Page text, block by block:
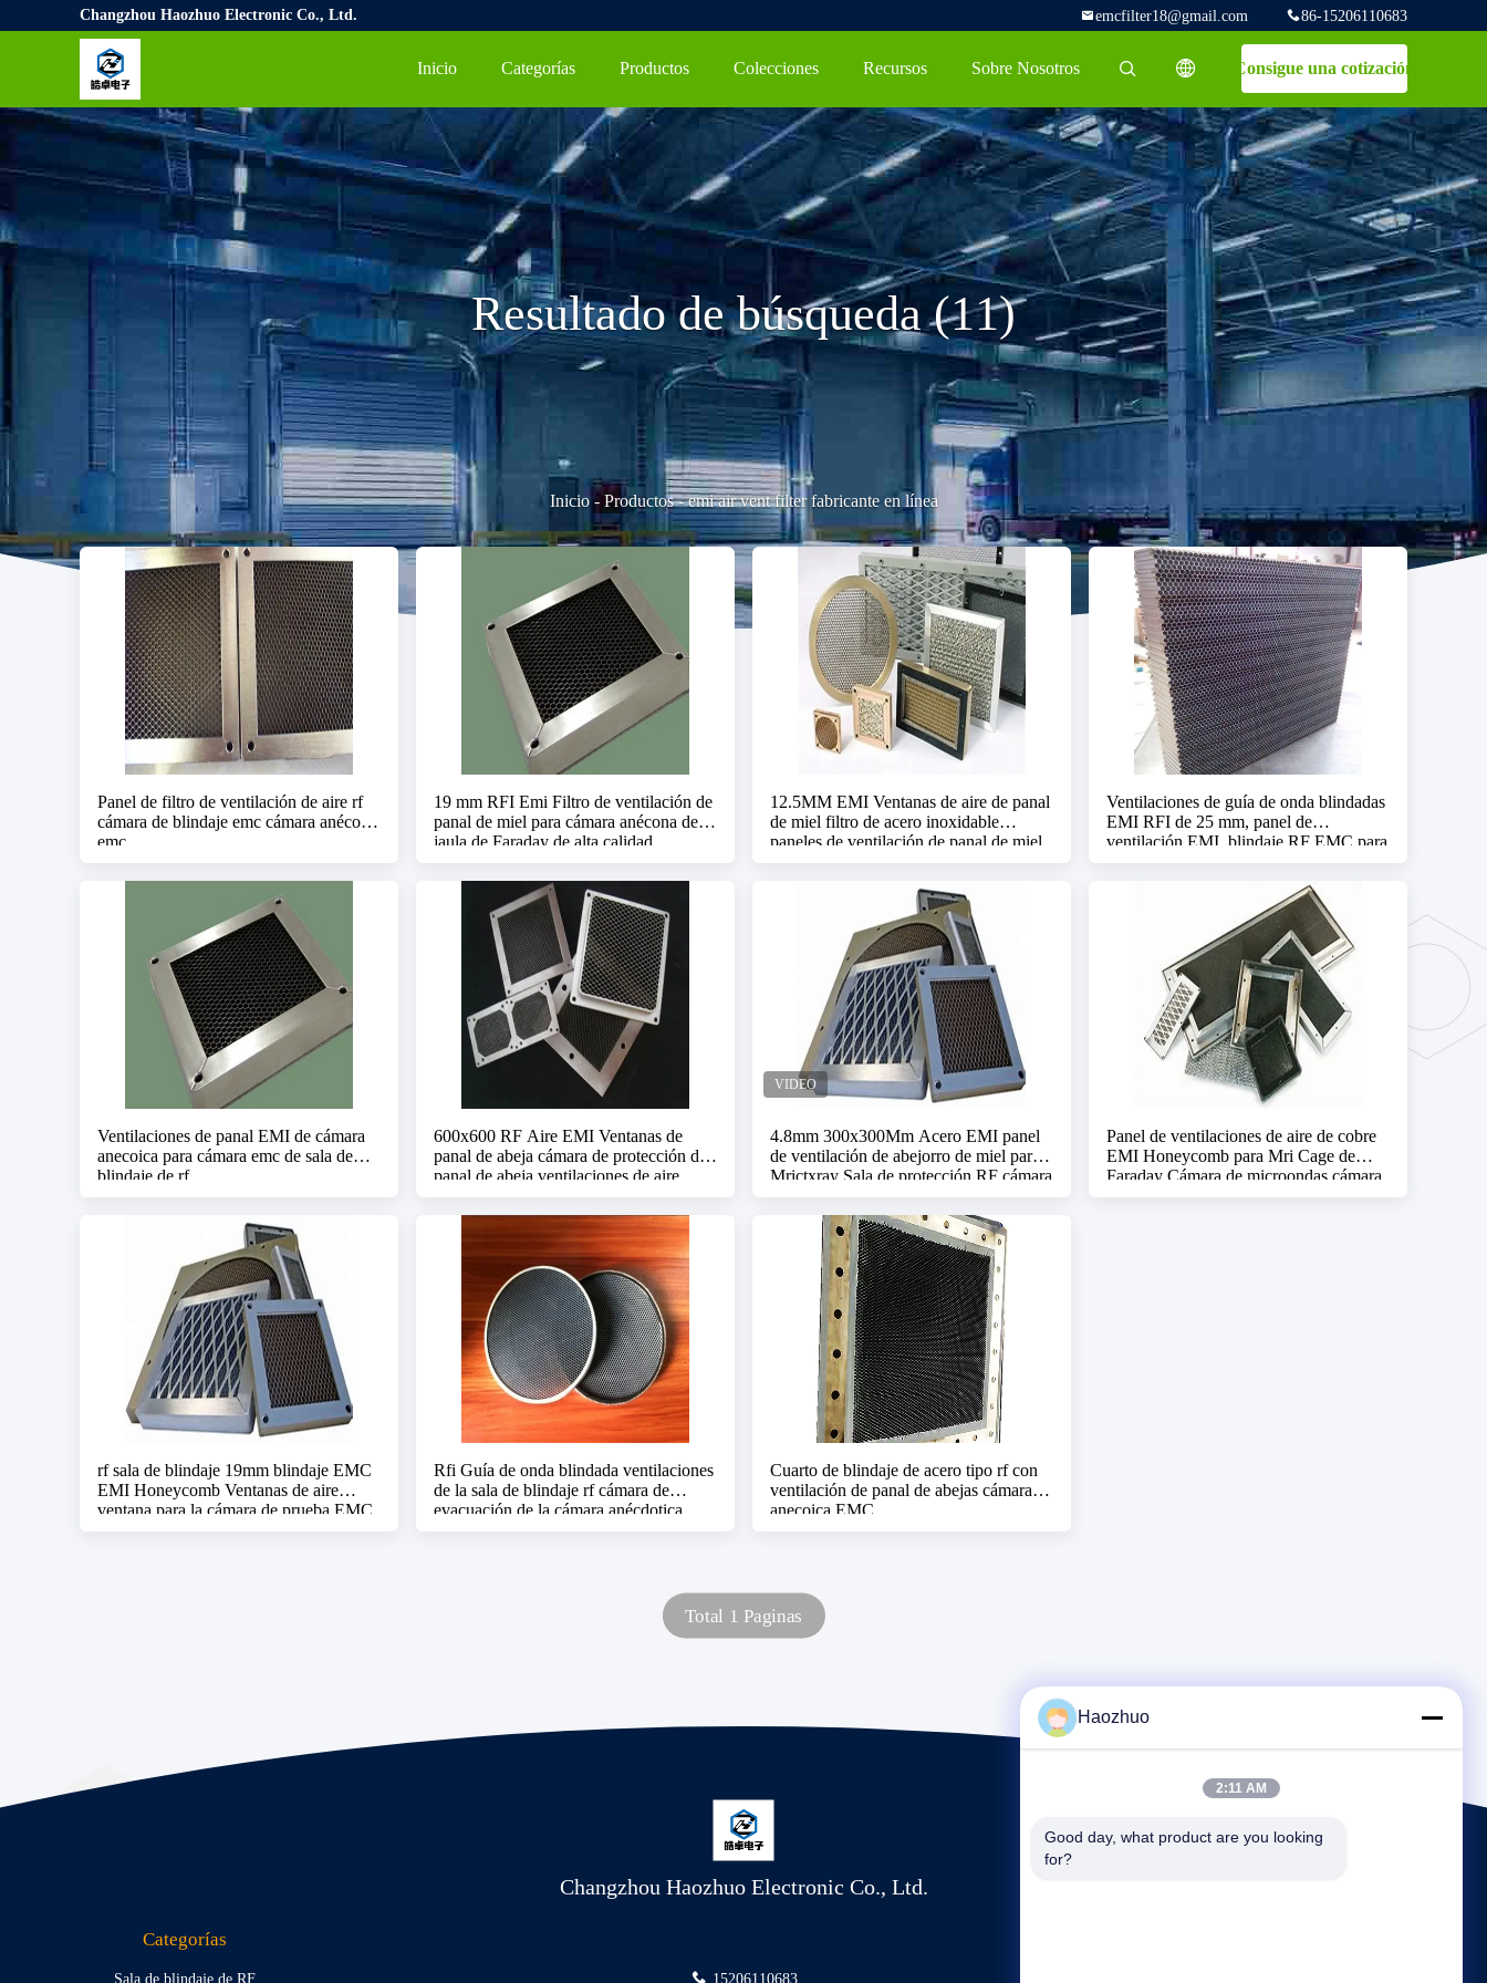
Changzhou Haozhuo Electronic Co., Ltd. 86-15206110683
emcfilter18@gmail.com
Consigue una cotización
描述
Inicio Categorías Productos Colecciones Recursos Sobre Nosotros
Resultado de búsqueda (11)
Inicio- Productos-emi air vent filter fabricante en línea
Panel de filtro de ventilación de aire rf
cámara de blindaje emc cámara anécona
emc
19 mm RFI Emi Filtro de ventilación de
panal de miel para cámara anécona de la
jaula de Faraday de alta calidad
12.5MM EMI Ventanas de aire de panal
de miel filtro de acero inoxidable
paneles de ventilación de panal de miel
sala de blindaje rf cámara anécona emc
Ventilaciones de guía de onda blindadas
EMI RFI de 25 mm, panel de
ventilación EMI, blindaje RF EMC para
salas de resonancia magnética, sala de
blindaje RF, cámara anecoica EMC
Ventilaciones de panal EMI de cámara
anecoica para cámara emc de sala de
blindaje de rf
600x600 RF Aire EMI Ventanas de
panal de abeja cámara de protección de
panal de abeja ventilaciones de aire
4.8mm 300x300Mm Acero EMI panel
de ventilación de abejorro de miel para
Mrictxray Sala de protección RF cámara
de EMC cámara anecoica
Panel de ventilaciones de aire de cobre
EMI Honeycomb para Mri Cage de
Faraday Cámara de microondas cámara
anécona emc
rf sala de blindaje 19mm blindaje EMC
EMI Honeycomb Ventanas de aire
ventana para la cámara de prueba EMC
Emi filtro de aire
Rfi Guía de onda blindada ventilaciones
de la sala de blindaje rf cámara de
evacuación de la cámara anécdotica
Cuarto de blindaje de acero tipo rf con
ventilación de panal de abejas cámara
anecoica EMC
Total 1 Paginas
Changzhou Haozhuo Electronic Co., Ltd.
Categorías
Sala de blindaje de RF 15206110683
Haozhuo
2:11 AM
Good day, what product are you looking
for?